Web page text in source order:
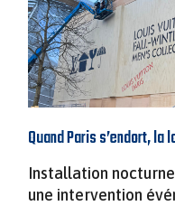
Quand Paris s’endort,
Installation
une intervention